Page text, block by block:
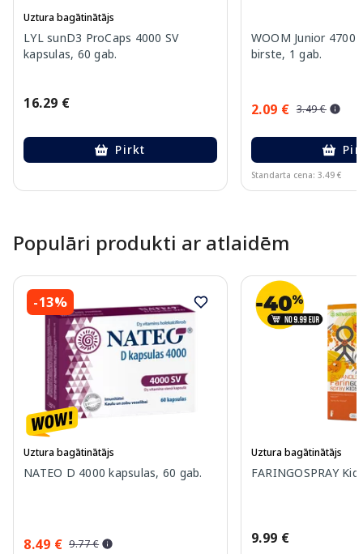
Uztura bagātinātājs
LYL sunD3 ProCaps 4000 SV
kapsulas, 60 gab.
16.29 €
Pirkt
WOOM Junior 4700
birste, 1 gab.
2.09 € 3.49 €
Standarta cena: 3.49 €
Populāri produkti ar atlaidēm
-13%
Uztura bagātinātājs
NATEO D 4000 kapsulas, 60 gab.
8.49 € 9.77 €
Uztura bagātinātājs
FARINGOSPRAY
9.99 €